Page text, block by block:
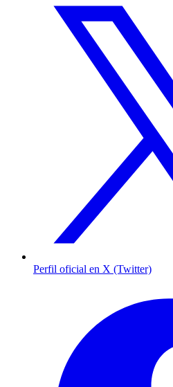
Perfil oficial en X (Twitter)